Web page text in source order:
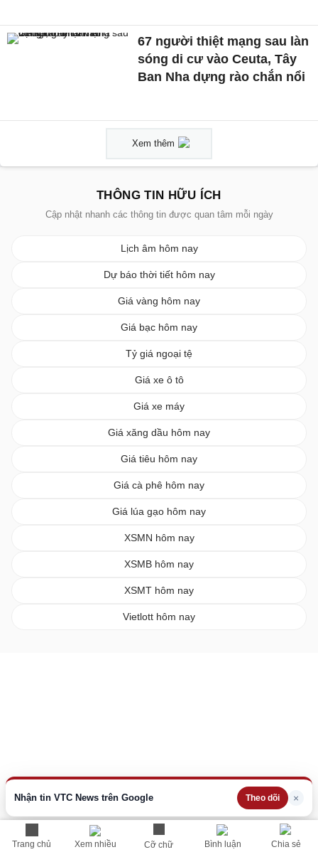
Trang chủ Xem nhiều Cỡ chữ Bình luận Chia sẻ
Nhận tin VTC News trên Google Theo dõi ×
67 người thiệt mạng sau làn
sóng di cư vào Ceuta, Tây
Ban Nha dựng rào chắn nổi
Xem thêm
THÔNG TIN HỮU ÍCH
Cập nhật nhanh các thông tin được quan tâm mỗi ngày
Lịch âm hôm nay
Dự báo thời tiết hôm nay
Giá vàng hôm nay
Giá bạc hôm nay
Tỷ giá ngoại tệ
Giá xe ô tô
Giá xe máy
Giá xăng dầu hôm nay
Giá tiêu hôm nay
Giá cà phê hôm nay
Giá lúa gạo hôm nay
XSMN hôm nay
XSMB hôm nay
XSMT hôm nay
Vietlott hôm nay